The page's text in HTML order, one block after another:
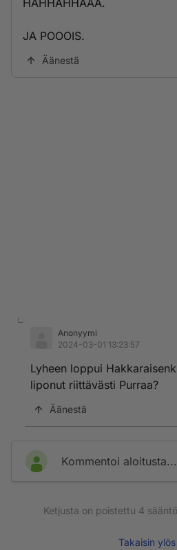
HAHHAHHAAA.
JA POOOIS.
Äänestä
Anonyymi
2024-03-01 13:23:57
Lyheen loppui
liponut riittävästi Purraa?
Äänestä
Kommentoi aloitusta...
Ketjusta on poistettu 4
Takaisin ylös